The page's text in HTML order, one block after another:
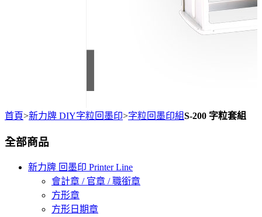
首頁>新力牌 DIY字粒回墨印>字粒回墨印組S-200 字粒套組
全部商品
新力牌 回墨印 Printer Line
會計章 / 官章 / 職銜章
方形章
方形日期章